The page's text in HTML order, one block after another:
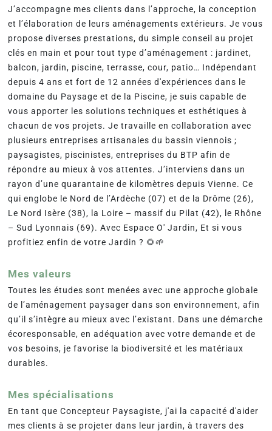
J’accompagne mes clients dans l’approche, la conception
et l’élaboration de leurs aménagements extérieurs. Je vous
propose diverses prestations, du simple conseil au projet
clés en main et pour tout type d’aménagement : jardinet,
balcon, jardin, piscine, terrasse, cour, patio… Indépendant
depuis 4 ans et fort de 12 années d'expériences dans le
domaine du Paysage et de la Piscine, je suis capable de
vous apporter les solutions techniques et esthétiques à
chacun de vos projets. Je travaille en collaboration avec
plusieurs entreprises artisanales du bassin viennois ;
paysagistes, piscinistes, entreprises du BTP afin de
répondre au mieux à vos attentes. J’interviens dans un
rayon d’une quarantaine de kilomètres depuis Vienne. Ce
qui englobe le Nord de l’Ardèche (07) et de la Drôme (26),
Le Nord Isère (38), la Loire – massif du Pilat (42), le Rhône
– Sud Lyonnais (69). Avec Espace O' Jardin, Et si vous
profitiez enfin de votre Jardin ? 🌻🌱
Mes valeurs
Toutes les études sont menées avec une approche globale
de l’aménagement paysager dans son environnement, afin
qu’il s’intègre au mieux avec l’existant. Dans une démarche
écoresponsable, en adéquation avec votre demande et de
vos besoins, je favorise la biodiversité et les matériaux
durables.
Mes spécialisations
En tant que Concepteur Paysagiste, j'ai la capacité d'aider
mes clients à se projeter dans leur jardin, à travers des